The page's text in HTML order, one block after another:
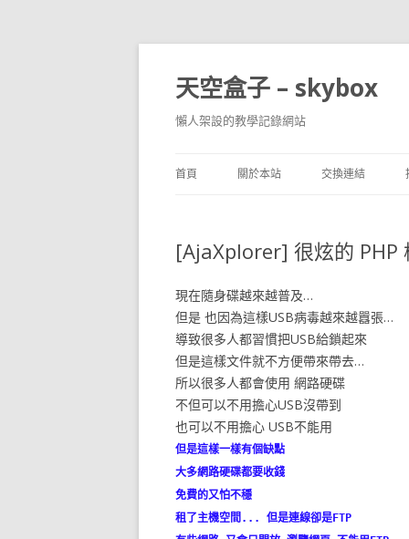
天空盒子 – skybox
懶人架設的教學記錄網站
首頁 關於本站 交換連結
[AjaXplorer] 很炫的 PHP
現在隨身碟越來越普及…
但是 也因為這樣USB病毒越來越囂張…
導致很多人都習慣把USB給鎖起來
但是這樣文件就不方便帶來帶去…
所以很多人都會使用 網路硬碟
不但可以不用擔心USB沒帶到
也可以不用擔心 USB不能用
但是這樣一樣有個缺點
大多網路硬碟都要收錢
免費的又怕不穩
租了主機空間... 但是連線卻是FTP